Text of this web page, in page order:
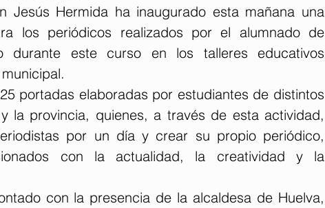
Jesús Hermida ha inaugurado esta mañana una
los periódicos realizados por el alumnado de
durante este curso en los talleres educativos
portadas elaboradas por estudiantes de distintos
la provincia, quienes, a través de esta actividad,
por un día y crear su propio periódico,
con la actualidad, la creatividad y la
con la presencia de la alcaldesa de Huelva,